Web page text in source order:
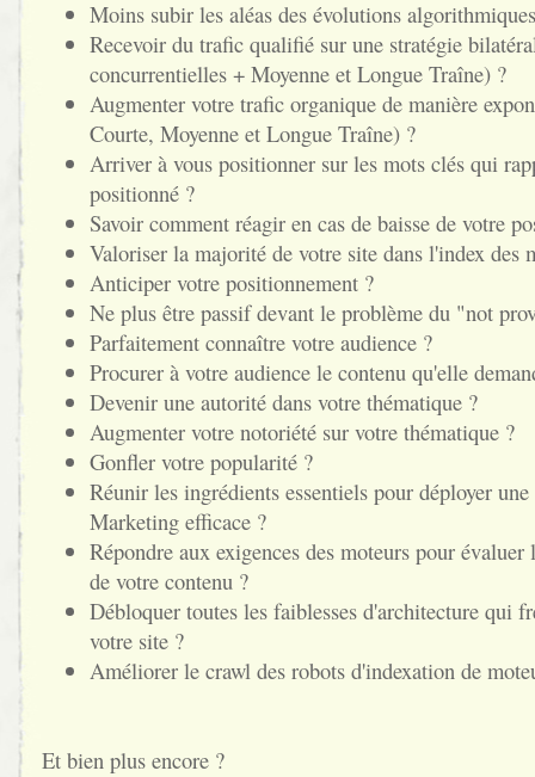
Moins subir les aléas des évolutions
Recevoir du trafic qualifié sur une stratégie
concurrentielles + Moyenne et Longue Traîne) ?
Augmenter votre trafic organique de manière
Courte, Moyenne et Longue Traîne) ?
Arriver à vous positionner sur les mots clés qui
positionné ?
Savoir comment réagir en cas de baisse de votre
Valoriser la majorité de votre site dans l'index des
Anticiper votre positionnement ?
Ne plus être passif devant le problème du "not
Parfaitement connaître votre audience ?
Procurer à votre audience le contenu qu'elle
Devenir une autorité dans votre thématique ?
Augmenter votre notoriété sur votre thématique ?
Gonfler votre popularité ?
Réunir les ingrédients essentiels pour déployer
Marketing efficace ?
Répondre aux exigences des moteurs pour
de votre contenu ?
Débloquer toutes les faiblesses d'architecture qui
votre site ?
Améliorer le crawl des robots d'indexation de
Et bien plus encore ?